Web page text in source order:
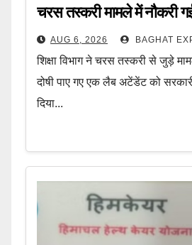
चरस तस्करी मामले में नौकरी
AUG 6, 2026 BAGHAT
शिक्षा विभाग ने चरस तस्करी से जुड़े
दोषी पाए गए एक लैब अटेंडेंट को
दिया...